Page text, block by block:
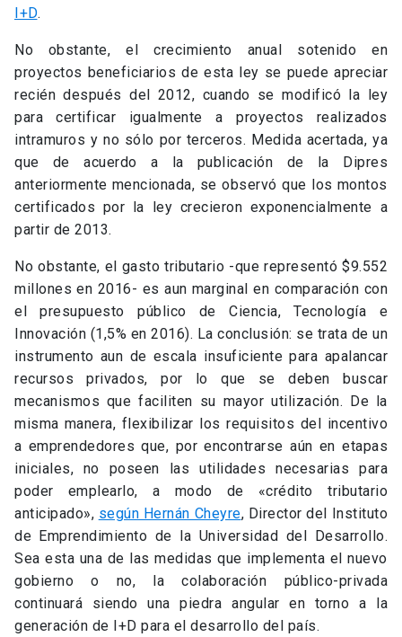
I+D.
No obstante, el crecimiento anual sotenido en
proyectos beneficiarios de esta ley se puede apreciar
recién después del 2012, cuando se modificó la ley
para certificar igualmente a proyectos realizados
intramuros y no sólo por terceros. Medida acertada, ya
que de acuerdo a la publicación de la Dipres
anteriormente mencionada, se observó que los montos
certificados por la ley crecieron exponencialmente a
partir de 2013.
No obstante, el gasto tributario -que representó $9.552
millones en 2016- es aun marginal en comparación con
el presupuesto público de Ciencia, Tecnología e
Innovación (1,5% en 2016). La conclusión: se trata de un
instrumento aun de escala insuficiente para apalancar
recursos privados, por lo que se deben buscar
mecanismos que faciliten su mayor utilización. De la
misma manera, flexibilizar los requisitos del incentivo
a emprendedores que, por encontrarse aún en etapas
iniciales, no poseen las utilidades necesarias para
poder emplearlo, a modo de «crédito tributario
anticipado», según Hernán Cheyre, Director del Instituto
de Emprendimiento de la Universidad del Desarrollo.
Sea esta una de las medidas que implementa el nuevo
gobierno o no, la colaboración público-privada
continuará siendo una piedra angular en torno a la
generación de I+D para el desarrollo del país.